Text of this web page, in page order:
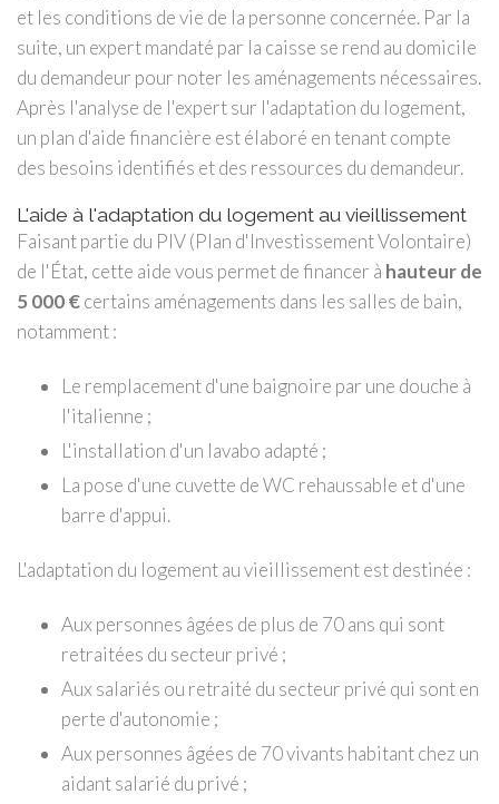
et les conditions de vie de la personne concernée. Par la
suite, un expert mandaté par la caisse se rend au domicile
du demandeur pour noter les aménagements nécessaires.
Après l'analyse de l'expert sur l'adaptation du logement,
un plan d'aide financière est élaboré en tenant compte
des besoins identifiés et des ressources du demandeur.
L'aide à l'adaptation du logement au vieillissement
Faisant partie du PIV (Plan d'Investissement Volontaire)
de l'État, cette aide vous permet de financer à hauteur de
5 000 €certains aménagements dans les salles de bain,
notamment :
Le remplacement d'une baignoire par une douche à
l'italienne ;
L'installation d'un lavabo adapté ;
La pose d'une cuvette de WC rehaussable et d'une
barre d'appui.
L'adaptation du logement au vieillissement est destinée :
Aux personnes âgées de plus de 70 ans qui sont
retraitées du secteur privé ;
Aux salariés ou retraité du secteur privé qui sont en
perte d'autonomie ;
Aux personnes âgées de 70 vivants habitant chez un
aidant salarié du privé ;